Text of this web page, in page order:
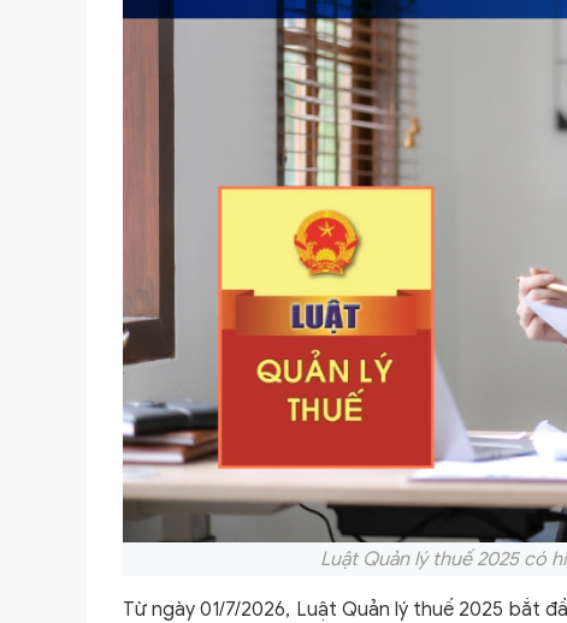
Luật Quản lý thuế 2025 có
Từ ngày 01/7/2026, Luật Quản lý thuế 2025 bắt